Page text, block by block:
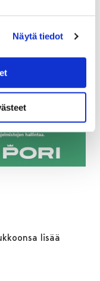
Näytä tiedot
lisää